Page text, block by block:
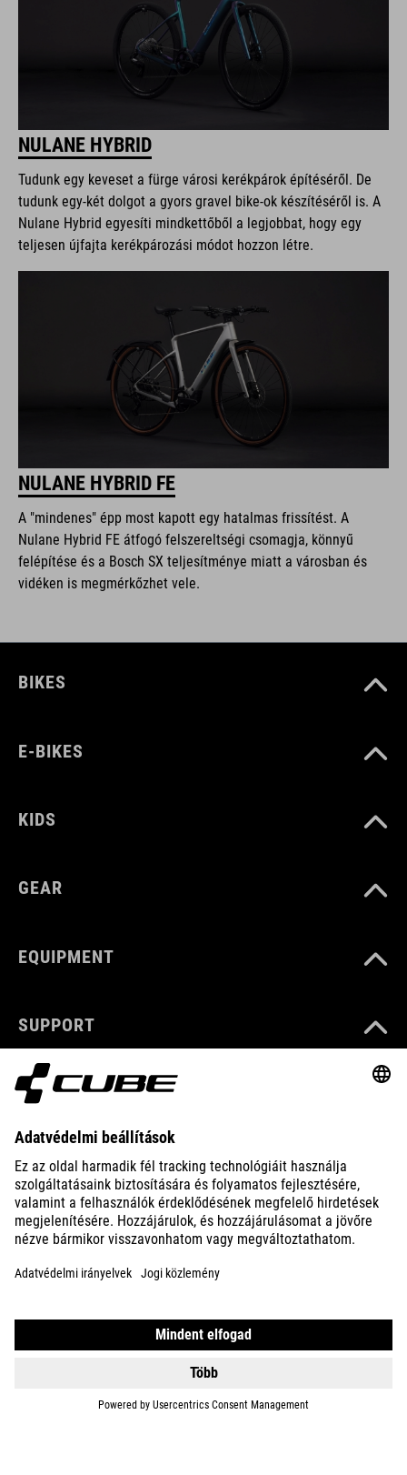
NULANE HYBRID
Tudunk egy keveset a fürge városi kerékpárok építéséről. De
tudunk egy-két dolgot a gyors gravel bike-ok készítéséről is. A
Nulane Hybrid egyesíti mindkettőből a legjobbat, hogy egy
teljesen újfajta kerékpározási módot hozzon létre.
NULANE HYBRID FE
A "mindenes" épp most kapott egy hatalmas frissítést. A
Nulane Hybrid FE átfogó felszereltségi csomagja, könnyű
felépítése és a Bosch SX teljesítménye miatt a városban és
vidéken is megmérkőzhet vele.
BIKES
E-BIKES
KIDS
GEAR
EQUIPMENT
SUPPORT
ABOUT US
EXPLORE